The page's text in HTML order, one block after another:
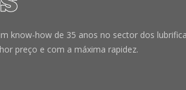
know-how de 35 anos no sector dos
preço e com a máxima rapidez.